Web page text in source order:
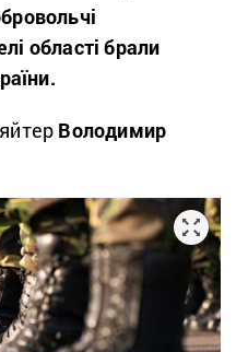
області брали
Володимир